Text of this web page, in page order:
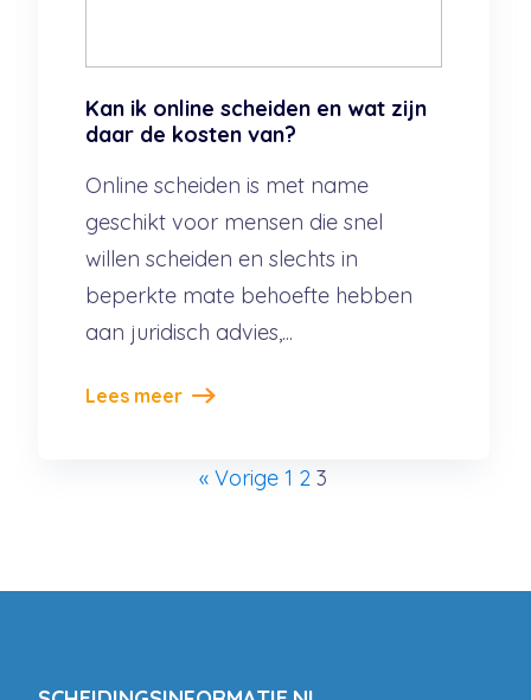
Kan ik online scheiden en wat zijn
daar de kosten van?
Online scheiden is met name
geschikt voor mensen die snel
willen scheiden en slechts in
beperkte mate behoefte hebben
aan juridisch advies,...
Lees meer
« Vorige 1 2 3